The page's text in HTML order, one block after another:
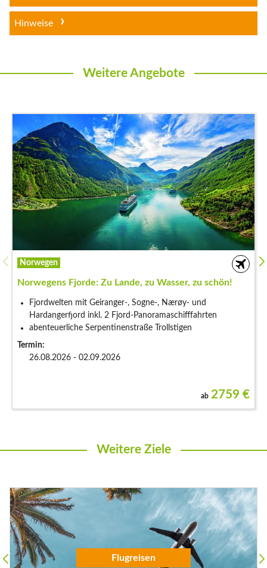
Hinweise
Weitere Angebote
zu schön!
und
Tromsø & Lofoten: Magie des
Tromsø mit Eismeerkathedrale und
Lofotenrundfahrten
Mittagsimbiss am Lagerfeuer im
02.09.2026 - 09.09.2026
Weitere Ziele
Flugreisen